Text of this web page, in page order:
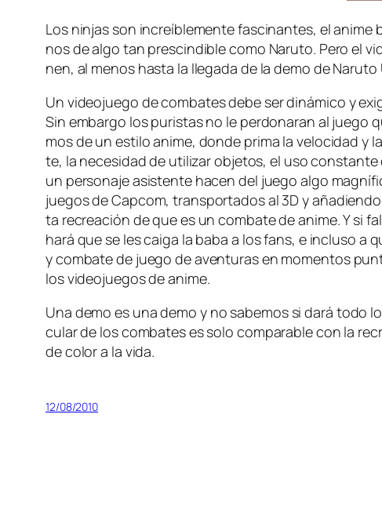
Los nin­jas son in­creí­ble­men­te fas­ci­nan­tes, el
nos de al­go tan pres­cin­di­ble co­mo Naruto. Pero el
nen, al me­nos has­ta la lle­ga­da de la de­mo de
Un vi­deo­jue­go de com­ba­tes de­be ser di­ná­mi­co y
Sin em­bar­go los pu­ris­tas no le per­do­na­ran al jue­go
mos de un es­ti­lo ani­me, don­de pri­ma la ve­lo­ci­dad
te, la ne­ce­si­dad de uti­li­zar ob­je­tos, el uso
un per­so­na­je asis­ten­te ha­cen del jue­go al­go
jue­gos de Capcom, trans­por­ta­dos al 3D y
ta re­crea­ción de que es un com­ba­te de ani­me. Y si
ha­rá que se les cai­ga la ba­ba a los fans, e in­clu­so
y com­ba­te de jue­go de aven­tu­ras en mo­men­tos
los vi­deo­jue­gos de anime.
Una de­mo es una de­mo y no sa­be­mos si da­rá to­do
cu­lar de los com­ba­tes es so­lo com­pa­ra­ble con la
de co­lor a la vida.
12/08/2010